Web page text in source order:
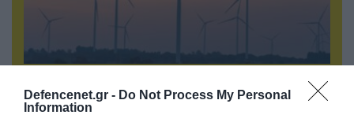
Defencenet.gr - Do Not Process My Personal
Information
Φορτηγό μεταφέρει πτερύγιο
ανεμογεννήτριας αλλά… το δυσκολεύουν τα